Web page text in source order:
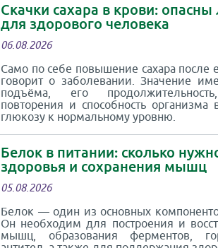
Скачки сахара в крови: опасны
для здорового человека
06.08.2026
Само по себе повышение сахара после
говорит о заболевании. Значение
подъёма, его
повторения и способность организма
глюкозу к нормальному уровню.
Белок в питании: сколько
здоровья и сохранения мышц
05.08.2026
Белок — один из основных
Он необходим для построения и
мышц, образования ферментов,